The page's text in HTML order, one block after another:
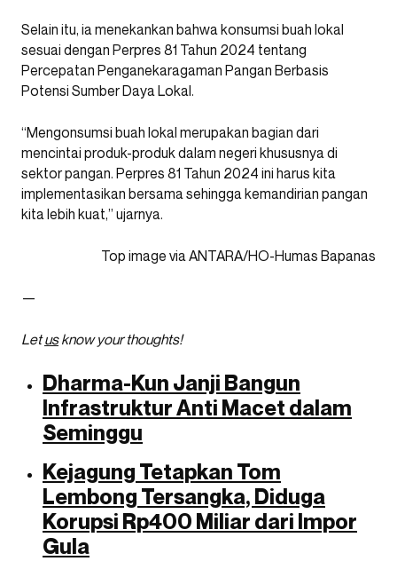
Selain itu, ia menekankan bahwa konsumsi buah lokal
sesuai dengan Perpres 81 Tahun 2024 tentang
Percepatan Penganekaragaman Pangan Berbasis
Potensi Sumber Daya Lokal.
“Mengonsumsi buah lokal merupakan bagian dari
mencintai produk-produk dalam negeri khususnya di
sektor pangan. Perpres 81 Tahun 2024 ini harus kita
implementasikan bersama sehingga kemandirian pangan
kita lebih kuat,” ujarnya.
Top image via ANTARA/HO-Humas Bapanas
—
Letusknow your thoughts!
Dharma-Kun Janji Bangun
Infrastruktur Anti Macet dalam
Seminggu
Kejagung Tetapkan Tom
Lembong Tersangka, Diduga
Korupsi Rp400 Miliar dari Impor
Gula